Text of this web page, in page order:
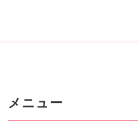
メニュー